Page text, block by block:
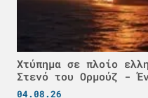
Χτύπημα σε πλοίο
Στενό του Ορμούζ -
04.08.26